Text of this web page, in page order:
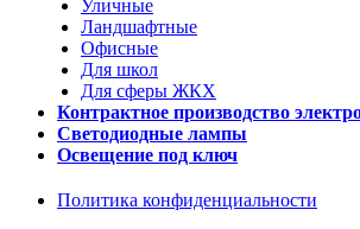
Уличные
Ландшафтные
Офисные
Для школ
Для сферы ЖКХ
Контрактное производство
Светодиодные лампы
Освещение под ключ
Политика конфиденциальности